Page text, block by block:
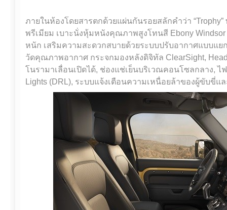
ภายในห้องโดยสารตกด้วยแผ่นกันรอยสลักคำว่า
พรีเมียม เบาะนั่งหุ้มหนังคุณภาพสูงโทนสี Ebony
หนัก เสริมความสะดวกสบายด้วยระบบปรับอากาศแบบแ
วัดคุณภาพอากาศ กระจกมองหลังดิจิทัล ClearSight,
โนรามาเลื่อนเปิดได้, ช่องแช่เย็นบริเวณคอนโซลกลาง, ไ
Lights (DRL), ระบบแจ้งเตือนความเหนื่อยล้าของผู้ขับขี่